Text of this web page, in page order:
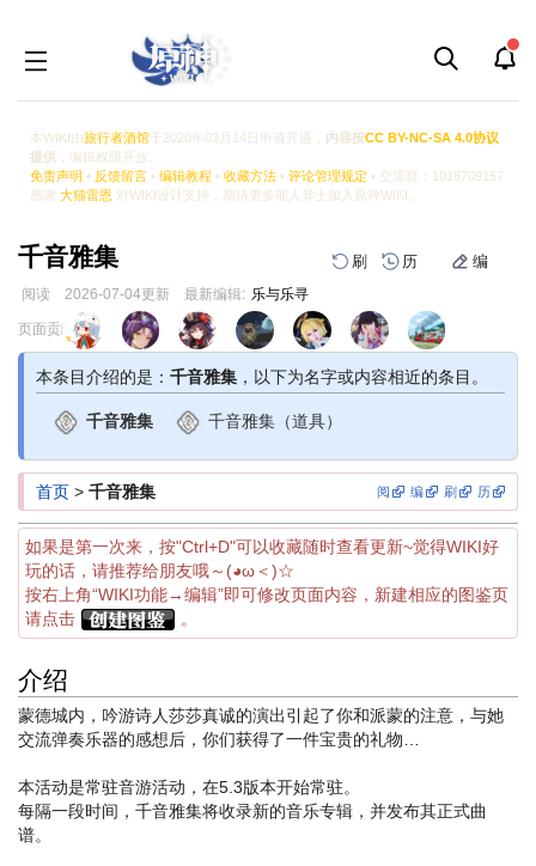
本WIKI由旅行者酒馆于2020年03月14日申请开通， 内容按CC BY-NC-SA 4.0协议
提供 ，编辑权限开放。
免责声明 • 反馈留言 • 编辑教程 • 收藏方法 • 评论管理规定 • 交流群：1018709157
感谢 大猫雷恩 对WIKI设计支持，期待更多能人异士加入原神WIKI。
千音雅集 刷 历 编
阅读 2026-07-04更新 最新编辑: 乐与乐寻
跳
跳
页面贡献者 :
本条目介绍的是： 千音雅集 ，以下为名字或内容相近的条目。
千音雅集 千音雅集（道具）
阅 编 刷 历
首页 > 千音雅集
如果是第一次来，按"Ctrl+D"可以收藏随时查看更新~觉得WIKI好
玩的话，请推荐给朋友哦～(◕ω＜)☆
按右上角“WIKI功能→编辑”即可修改页面内容，新建相应的图鉴页
请点击
。
介绍
蒙德城内，吟游诗人莎莎真诚的演出引起了你和派蒙的注意，与她
交流弹奏乐器的感想后，你们获得了一件宝贵的礼物…
本活动是常驻音游活动，在5.3版本开始常驻。
每隔一段时间，千音雅集将收录新的音乐专辑，并发布其正式曲
谱。